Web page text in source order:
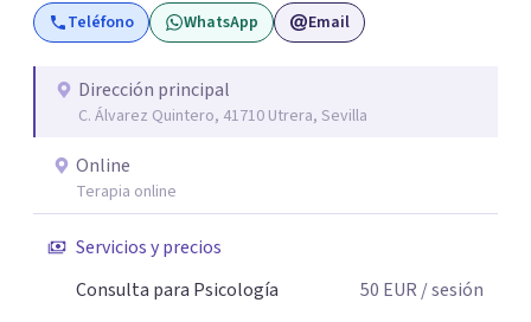
Teléfono WhatsApp Email
Dirección principal
C. Álvarez Quintero, 41710 Utrera, Sevilla
Online
Terapia online
Servicios y precios
Consulta para Psicología
50 EUR / sesión